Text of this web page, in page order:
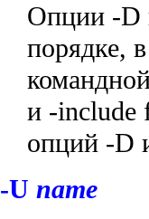
Опции -D
порядке,
и -include
опций -D
-U name